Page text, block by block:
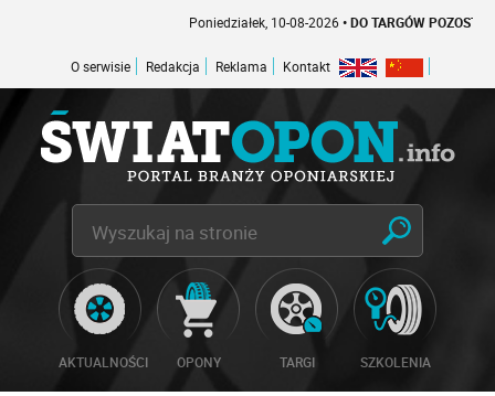
Poniedziałek, 10-08-2026• DO TARGÓW POZOSTAŁO -1
O serwisie Redakcja Reklama Kontakt
AKTUALNOŚCI OPONY TARGI SZKOLENIA